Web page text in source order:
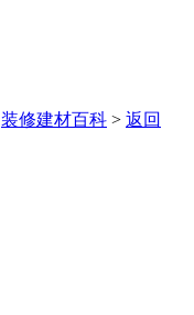
装修建材百科 > 返回